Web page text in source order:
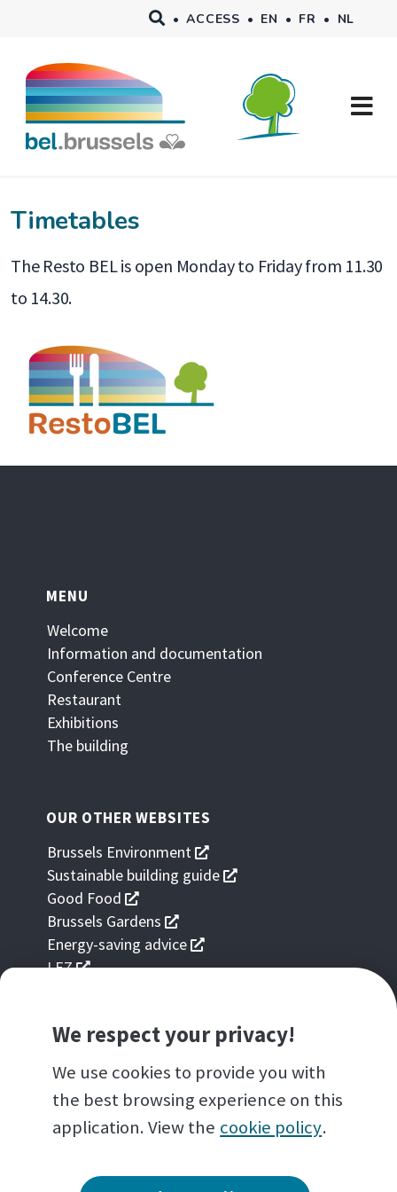
We respect your privacy!
We use cookies to provide you with
the best browsing experience on this
application. View the cookie policy.
• ACCESS • EN • FR • NL
Timetables
The Resto BEL is open Monday to Friday from 11.30
to 14.30.
MENU
Welcome
Information and documentation
Conference Centre
Restaurant
Exhibitions
The building
OUR OTHER WEBSITES
Brussels Environment
s'ouvre
dans
Sustainable building guide
s'ouvre
Good Food
s'ouvre
dans
une
Brussels Gardens
s'ouvre
dans
une
Energy-saving advice
s'ouvre
dans
fenêtre
LEZ
s'ouvre
nouvelle
fenêtre
OUR APPLICATIONS FOR SMARTPHONES
Brussels air
s'ouvre
dans
nouvelle